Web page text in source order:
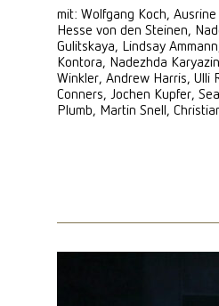
mit: Wolfgang Koch,
Hesse von den Steinen,
Gulitskaya, Lindsay
Kontora, Nadezhda
Winkler, Andrew Harris, Ulli
Conners, Jochen Kupfer,
Plumb, Martin Snell,